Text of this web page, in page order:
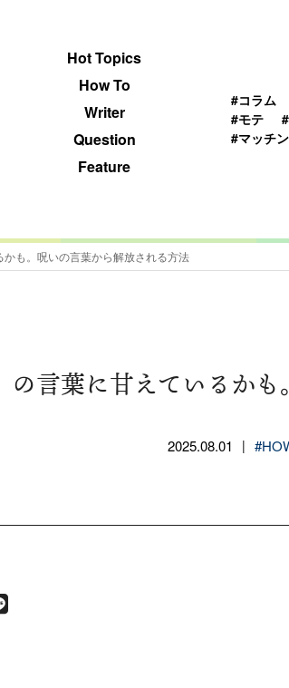
Hot Topics
How To
Writer
Question
Feature
#コラム
#モテ
#マッチ
かも。呪いの言葉から解放される方法
の言葉に甘えているか
2025.08.01 |